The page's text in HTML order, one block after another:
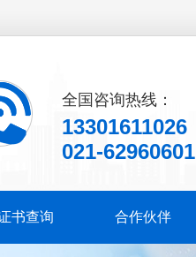
全国咨询热线：
13301611026
021-62960601
书查询 合作伙伴